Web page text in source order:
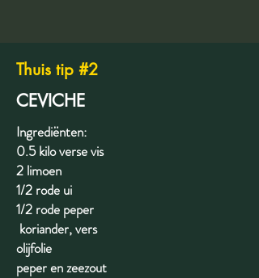
Thuis tip #2
CEVICHE
Ingrediënten:
0.5 kilo verse vis
2 limoen
1/2 rode ui
1/2 rode peper
koriander, vers
olijfolie
peper en zeezout